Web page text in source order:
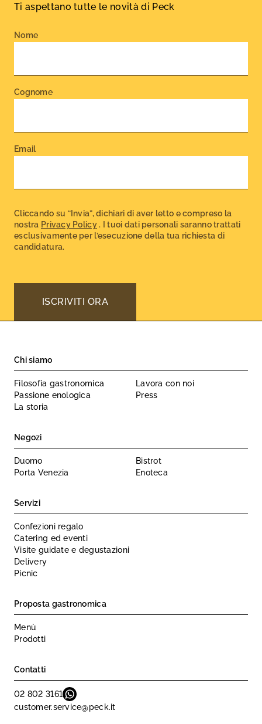
Ti aspettano tutte le novità di Peck
Nome
Cognome
Email
Cliccando su “Invia”, dichiari di aver letto e compreso la
nostra Privacy Policy. I tuoi dati personali saranno trattati
esclusivamente per l’esecuzione della tua richiesta di
candidatura.
Chi siamo
Filosofia gastronomica
Passione enologica
La storia
Lavora con noi
Press
Negozi
Duomo
Porta Venezia
Bistrot
Enoteca
Servizi
Confezioni regalo
Catering ed eventi
Visite guidate e degustazioni
Delivery
Picnic
Proposta gastronomica
Menù
Prodotti
Contatti
02 802 3161
customer.service@peck.it